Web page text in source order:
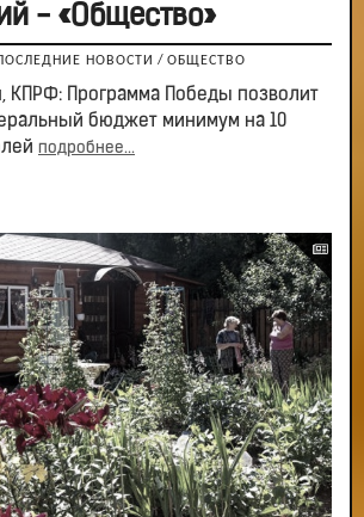
- «Общество»
НОВОСТИ / ОБЩЕСТВО
КПРФ: Программа Победы позволит
бюджет минимум на 10
подробнее...